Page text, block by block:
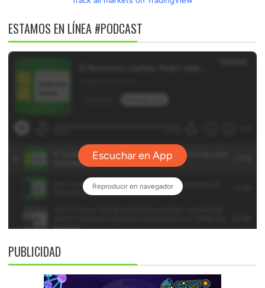
ESTAMOS EN LÍNEA #PODCAST
PUBLICIDAD